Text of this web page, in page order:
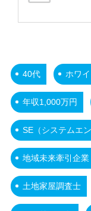
40代 ホワ
年収1,000万円
SE（システムエン
地域未来牽引企業
土地家屋調査士